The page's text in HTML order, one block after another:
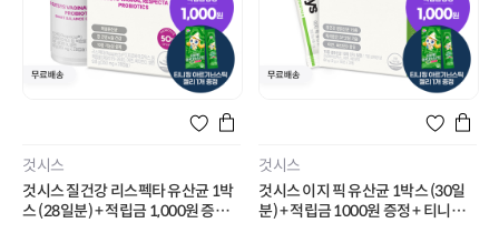
것시스
것시스 질건강 리스펙타 유산균 1박
스 (28일분) + 적립금 1,000원 증정 +
것시스
것시스 이지 픽 유산균 1박스 (30일
분) + 적립금 1000원 증정 + 티니핑